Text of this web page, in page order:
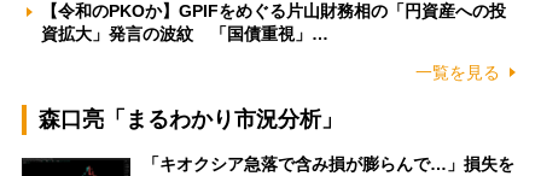
【令和のPKOか】GPIFをめぐる片山財務相の「円資産への投
資拡大」発言の波紋 「国債重視」…
一覧を見る
森口亮「まるわかり市況分析」
「キオクシア急落で含み損が膨らんで…」損失を